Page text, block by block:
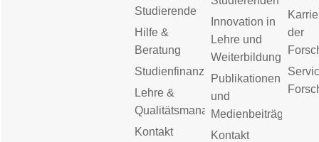
Studierende
Hilfe &
Beratung
Studienfinanzierung
Lehre &
Qualitätsmanagement
Kontakt
Innovation in
Lehre und
Weiterbildung
Publikationen
und
Medienbeiträge
Kontakt
der